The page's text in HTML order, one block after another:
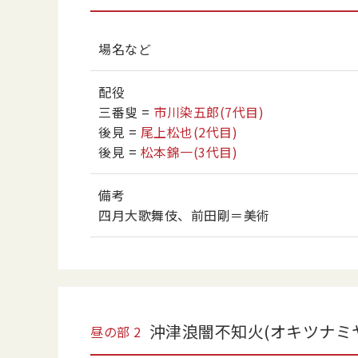
場名など
配役
三番叟 = 市川染五郎(7代目)
後見 = 尾上松也(2代目)
後見 = 松本錦一(3代目)
備考
四月大歌舞伎、前田剛＝美術
昼の部 2 沖津浪闇不知火(オキツナ